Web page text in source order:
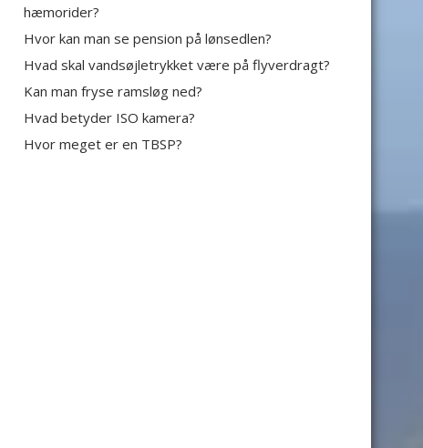
hæmorider?
Hvor kan man se pension på lønsedlen?
Hvad skal vandsøjletrykket være på flyverdragt?
Kan man fryse ramsløg ned?
Hvad betyder ISO kamera?
Hvor meget er en TBSP?